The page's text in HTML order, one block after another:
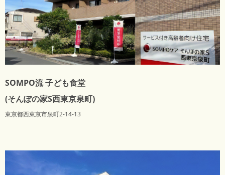
SOMPO流 子ども食堂
(そんぽの家S西東京泉町)
東京都西東京市泉町2-14-13